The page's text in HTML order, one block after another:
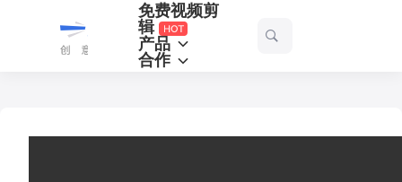
一
起
免费视频剪
辑
产品
合作